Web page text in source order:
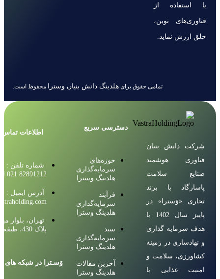
با استفاده از
فناوری‌های نوین،
خلق ارزش نماید.
تمامی حقوق برای هلدینگ دانش بنیان وسترا محفوظ است.
شرکت دانش بنیان
فناوری هوشمند
صنایع سلامت
پاسارگاد با برند
تجاری «وَسترا» در
پاییز سال 1402 با
هدف سرمایه گذاری
و نهادسازی در زمینه
کشاورزی، سلامت و
امنیت غذایی با
دسترسی سریع
حوزه‌های
سرمایه‌گذاری
هلدینگ وسترا
فرآیند
سرمایه‌گذاری
هلدینگ وسترا
سبد
سرمایه‌گذاری
هلدینگ وسترا
آخرین مقالات
هلدینگ وسترا
اطلاعات تماس
شماره تلفن :
82891212 021 الی 18
آدرس ایمیل :
تهران، بلوار
پلاک 430، طبقه 8
وَسـترا در شبکه های